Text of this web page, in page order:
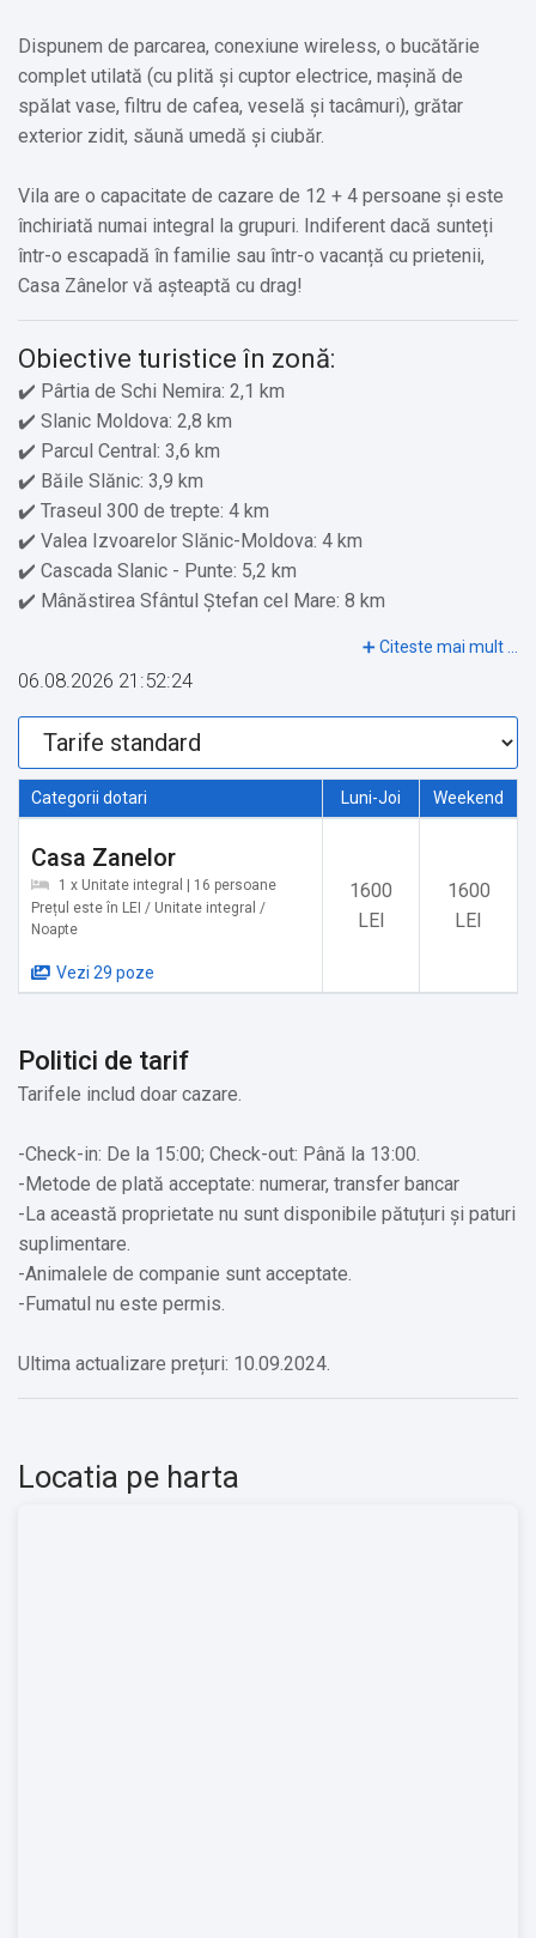
Dispunem de parcarea, conexiune wireless, o bucătărie
complet utilată (cu plită și cuptor electrice, mașină de
spălat vase, filtru de cafea, veselă și tacâmuri), grătar
exterior zidit, săună umedă și ciubăr.
Vila are o capacitate de cazare de 12 + 4 persoane și este
închiriată numai integral la grupuri. Indiferent dacă sunteți
într-o escapadă în familie sau într-o vacanță cu prietenii,
Casa Zânelor vă așteaptă cu drag!
Obiective turistice în zonă:
✔️ Pârtia de Schi Nemira: 2,1 km
✔️ Slanic Moldova: 2,8 km
✔️ Parcul Central: 3,6 km
✔️ Băile Slănic: 3,9 km
✔️ Traseul 300 de trepte: 4 km
✔️ Valea Izvoarelor Slănic-Moldova: 4 km
✔️ Cascada Slanic - Punte: 5,2 km
✔️ Mânăstirea Sfântul Ștefan cel Mare: 8 km
✔️ Ștrand cu apă sărată, Târgu Ocna: 15,2 km
✔️ Castelul Ghica din Dofteana: 22 km
Servicii suplimentare incluse in pret:
✔️ Etaje superioare accesibile doar pe scări
✔️ Aparat pentru prepararea de ceai/cafea
Alte servicii oferite contra cost:
✔️ Ciubărul cu hidromasaj și saună (Cost suplimentar)
✔️ Saună (Cost suplimentar)
06.08.2026 21:52:24
Categorii dotari Luni-Joi Weekend
Casa Zanelor
1 x Unitate integral | 16 persoane
Prețul este în LEI / Unitate integral /
Noapte
Vezi 29 poze
1600
LEI
1600
LEI
Politici de tarif
Tarifele includ doar cazare.
-Check-in: De la 15:00; Check-out: Până la 13:00.
-Metode de plată acceptate: numerar, transfer bancar
-La această proprietate nu sunt disponibile pătuțuri și paturi
suplimentare.
-Animalele de companie sunt acceptate.
-Fumatul nu este permis.
Ultima actualizare prețuri: 10.09.2024.
Locatia pe harta